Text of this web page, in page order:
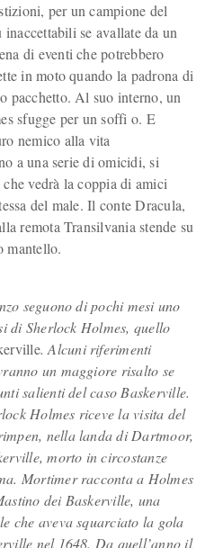
per un campione del
se avallate da un
di eventi che potrebbero
in moto quando la padrona di
pacchetto. Al suo interno, un
sfugge per un soffi o. E
nemico alla vita
a una serie di omicidi, si
vedrà la coppia di amici
del male. Il conte Dracula,
remota Transilvania stende su
mantello.
seguono di pochi mesi uno
di Sherlock Holmes, quello
. Alcuni riferimenti
un maggiore risalto se
salienti del caso Baskerville.
Holmes riceve la visita del
nella landa di Dartmoor,
morto in circostanze
Mortimer racconta a Holmes
dei Baskerville, una
che aveva squarciato la gola
nel 1648. Da quell’anno il